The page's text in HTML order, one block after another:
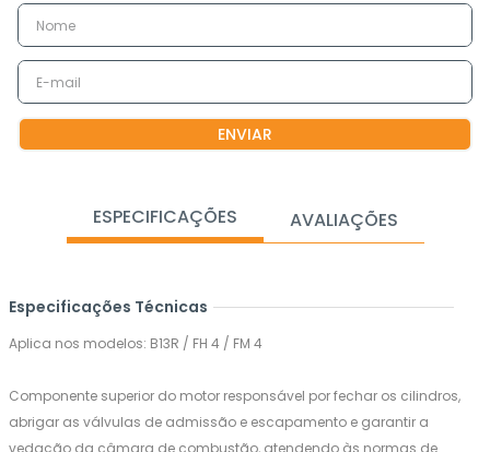
ENVIAR
ESPECIFICAÇÕES AVALIAÇÕES
Especificações Técnicas
Aplica nos modelos: B13R / FH 4 / FM 4
Componente superior do motor responsável por fechar os cilindros,
abrigar as válvulas de admissão e escapamento e garantir a
vedação da câmara de combustão, atendendo às normas de